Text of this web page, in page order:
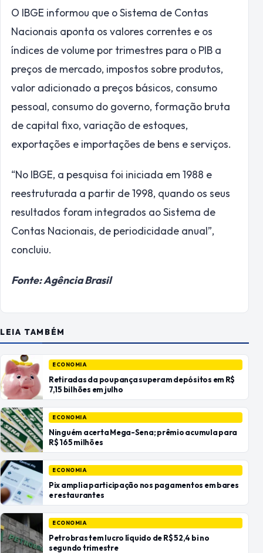
O IBGE informou que o Sistema de Contas
Nacionais aponta os valores correntes e os
índices de volume por trimestres para o PIB a
preços de mercado, impostos sobre produtos,
valor adicionado a preços básicos, consumo
pessoal, consumo do governo, formação bruta
de capital fixo, variação de estoques,
exportações e importações de bens e serviços.
“No IBGE, a pesquisa foi iniciada em 1988 e
reestruturada a partir de 1998, quando os seus
resultados foram integrados ao Sistema de
Contas Nacionais, de periodicidade anual”,
concluiu.
Fonte: Agência Brasil
LEIA TAMBÉM
ECONOMIA
Retiradas da poupança superam depósitos em R$
7,15 bilhões em julho
ECONOMIA
Ninguém acerta Mega-Sena; prêmio acumula para
R$ 165 milhões
ECONOMIA
Pix amplia participação nos pagamentos em bares
e restaurantes
ECONOMIA
Petrobras tem lucro líquido de R$ 52,4 bi no
segundo trimestre